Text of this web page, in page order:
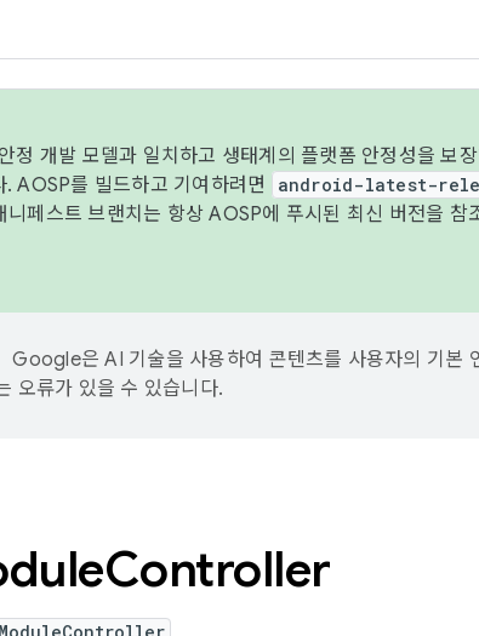
정 개발 모델과 일치하고 생태계의 플랫폼 안정성을 보
AOSP를 빌드하고 기여하려면
android-latest-
니페스트 브랜치는 항상 AOSP에 푸시된 최신 버전을
Google은 AI 기술을 사용하여 콘텐츠를 사용자의 기본
오류가 있을 수 있습니다.
Controller